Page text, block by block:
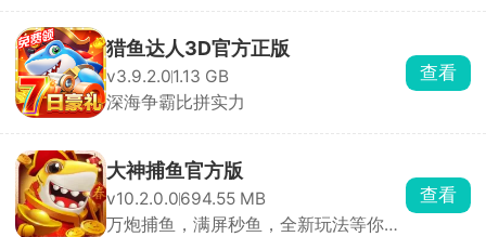
猎鱼达人3D官方正版
v3.9.2.01.13 GB
深海争霸比拼实力
查看
大神捕鱼官方版
v10.2.0.0694.55 MB
万炮捕鱼，满屏秒鱼，全新玩法等你轻
查看